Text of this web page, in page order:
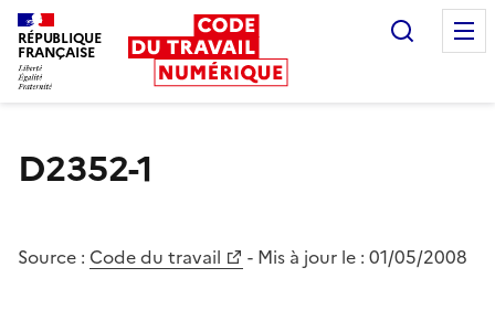
RÉPUBLIQUE
FRANÇAISE
D2352-1
Source : Code du travail - Mis à jour le : 01/05/2008